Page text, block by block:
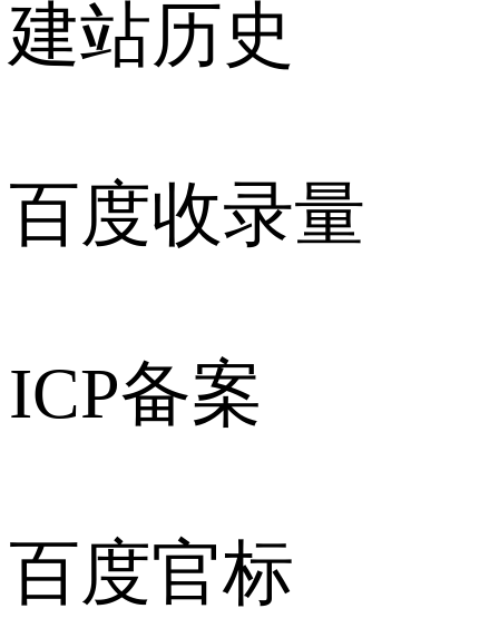
建站历史
百度收录量
ICP备案
百度官标